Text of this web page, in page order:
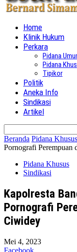
Home
Klinik Hukum
Perkara
Pidana
Pidana
Tipikor
Politik
Aneka Info
Sindikasi
Artikel
Beranda Pidana Khusus
Pornografi
Pidana Khusus
Sindikasi
Kapolresta
Pornografi
Ciwidey
Mei 4, 2023
Facebook